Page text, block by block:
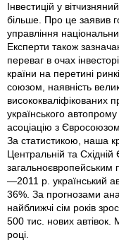
Інвестицій у
більше. Про це заявив
управління
Експерти також
переваг в очах
країни на перетині
союзом, наявність
висококваліфікованих
українського
асоціацію з
За статистикою, наша
Центральній та Східній
загальноєвропейським
—2011 р. український
36%. За прогнозами
найближчі сім років
500 тис. нових
році.